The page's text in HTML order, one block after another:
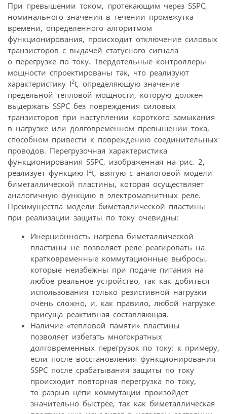
При превышении током, протекающим через SSPC,
номинального значения в течении промежутка
времени, определенного алгоритмом
функционирования, происходит отключение силовых
транзисторов с выдачей статусного сигнала
о перегрузке по току. Твердотельные контроллеры
мощности спроектированы так, что реализуют
характеристику I2t, определяющую значение
предельной тепловой мощности, которую должен
выдержать SSPC без повреждения силовых
транзисторов при наступлении короткого замыкания
в нагрузке или долговременном превышении тока,
способном привести к повреждению соединительных
проводов. Перегрузочная характеристика
функционирования SSPC, изображенная на рис. 2,
реализует функцию I2t, взятую с аналоговой модели
биметаллической пластины, которая осуществляет
аналогичную функцию в электромагнитных реле.
Преимущества модели биметаллической пластины
при реализации защиты по току очевидны:
Инерционность нагрева биметаллической
пластины не позволяет реле реагировать на
кратковременные коммутационные выбросы,
которые неизбежны при подаче питания на
любое реальное устройство, так как добиться
использования только резистивной нагрузки
очень сложно, и, как правило, любой нагрузке
присуща реактивная составляющая.
Наличие «тепловой памяти» пластины
позволяет избегать многократных
долговременных перегрузок по току: к примеру,
если после восстановления функционирования
SSPC после срабатывания защиты по току
происходит повторная перегрузка по току,
то разрыв цепи коммутации произойдет
значительно быстрее, так как биметаллическая